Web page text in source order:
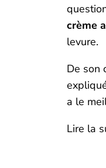
crème
levure.
De son
a le
Lire la